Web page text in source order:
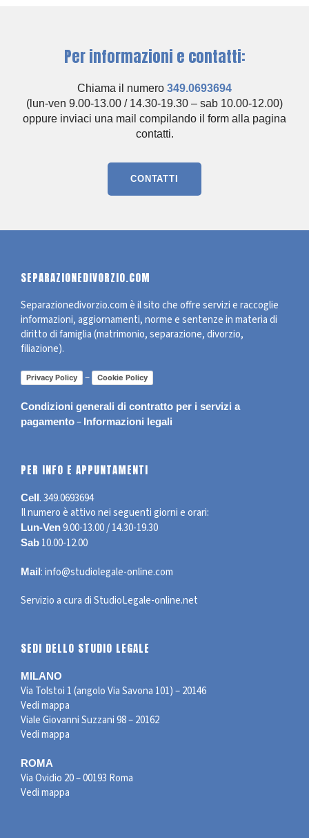
Per informazioni e contatti:
Chiama il numero 349.0693694
(lun-ven 9.00-13.00 / 14.30-19.30 – sab 10.00-12.00)
oppure inviaci una mail compilando il form alla pagina
contatti.
CONTATTI
SEPARAZIONEDIVORZIO.COM
Separazionedivorzio.com è il sito che offre servizi e raccoglie
informazioni, aggiornamenti, norme e sentenze in materia di
diritto di famiglia (matrimonio, separazione, divorzio,
filiazione).
Privacy Policy – Cookie Policy
Condizioni generali di contratto per i servizi a
pagamento– Informazioni legali
PER INFO E APPUNTAMENTI
Cell.349.0693694
Il numero è attivo nei seguenti giorni e orari:
Lun-Ven9.00-13.00 / 14.30-19.30
Sab 10.00-12.00
Mail:info@studiolegale-online.com
Servizio a cura diStudioLegale-online.net
SEDI DELLO STUDIO LEGALE
MILANO
Via Tolstoi 1 (angolo Via Savona 101) – 20146
Vedi mappa
Viale Giovanni Suzzani 98 – 20162
Vedi mappa
ROMA
Via Ovidio 20 – 00193 Roma
Vedi mappa